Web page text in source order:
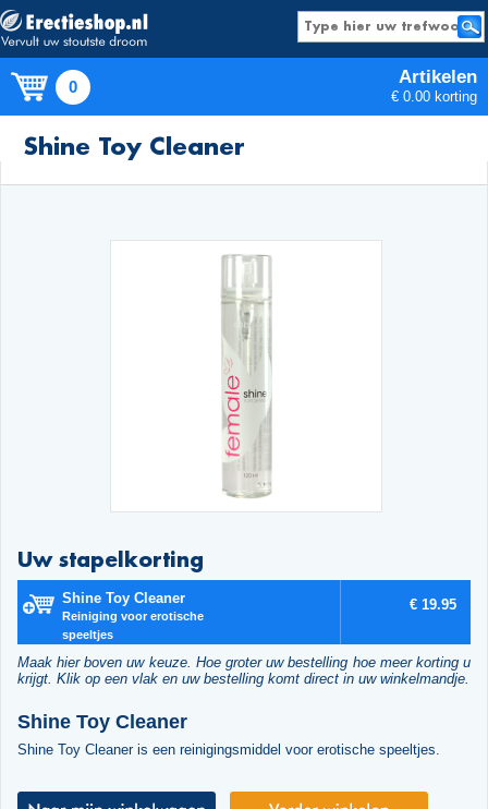
0 Artikelen
€ 0.00 korting
Shine Toy Cleaner
Uw stapelkorting
Shine Toy Cleaner
Reiniging voor erotische
speeltjes
€ 19.95
Maak hier boven uw keuze. Hoe groter uw bestelling hoe meer korting u
krijgt. Klik op een vlak en uw bestelling komt direct in uw winkelmandje.
Shine Toy Cleaner
Shine Toy Cleaner is een reinigingsmiddel voor erotische speeltjes.